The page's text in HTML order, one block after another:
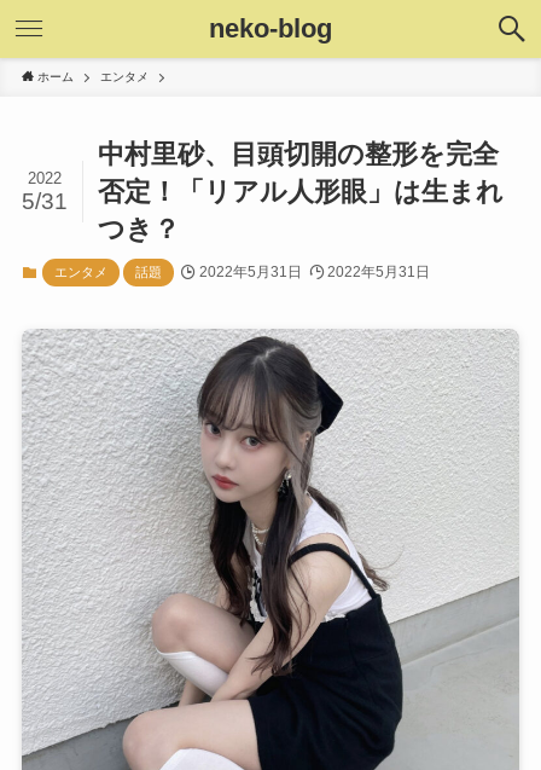
neko-blog
ホーム エンタメ
中村里砂、目頭切開の整形を完全
否定！「リアル人形眼」は生まれ
つき？
2022
5/31
エンタメ 話題 2022年5月31日 2022年5月31日